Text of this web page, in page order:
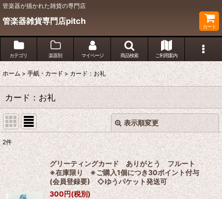
管楽器が描かれた雑貨の専門店
管楽器雑貨専門店pitch
カート
カテゴリ 楽器別 マイページ 商品検索 ご利用案内
ホーム > 手紙・カード > カード：お礼
カード：お礼
表示順変更
表示数:
並び順:
閉じる
2件
グリーティングカード ありがとう フルート
※在庫限り ※ご購入1個につき30ポイント付与
(会員登録要) ◇ゆうパケット発送可
300円(税別)